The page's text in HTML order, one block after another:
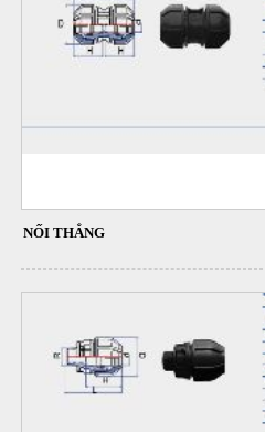
NỐI THẲNG